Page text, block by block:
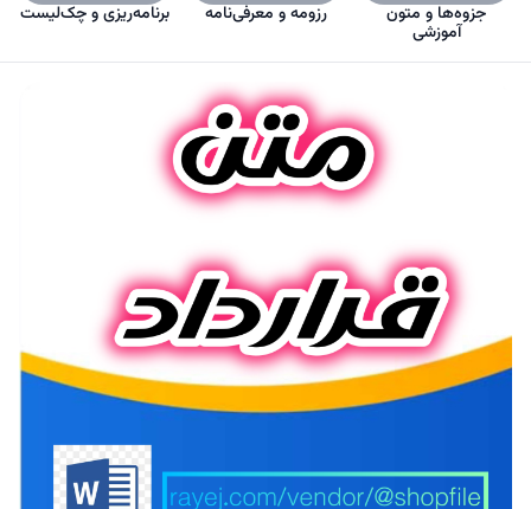
جزوه‌ها و متون
آموزشی
رزومه و معرفی‌نامه برنامه‌ریزی و چک‌لیست